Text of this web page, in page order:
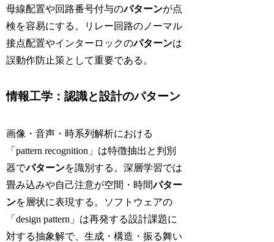
母線配置や回路番号付与のパターンが点
検を容易にする。リレー回路のノーマル
接点配置やインターロックのパターンは
誤動作防止策として重要である。
情報工学：認識と設計のパターン
画像・音声・時系列解析における
「pattern recognition」は特徴抽出と判別
器でパターンを識別する。深層学習では
畳み込みや自己注意が空間・時間パター
ンを層状に表現する。ソフトウェアの
「design pattern」は再発する設計課題に
対する抽象解で、生成・構造・振る舞い